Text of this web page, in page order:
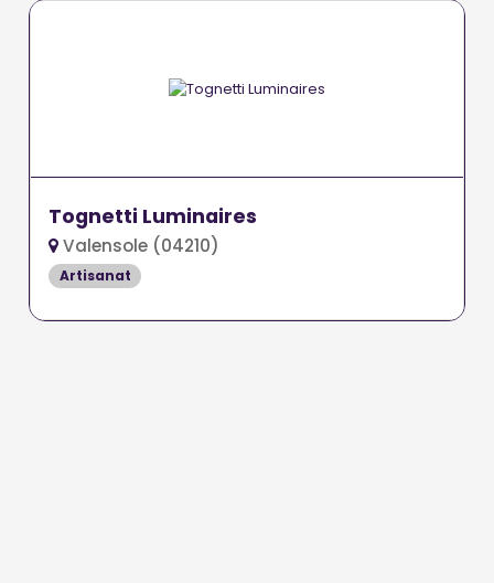
Tognetti Luminaires
Valensole (04210)
Artisanat